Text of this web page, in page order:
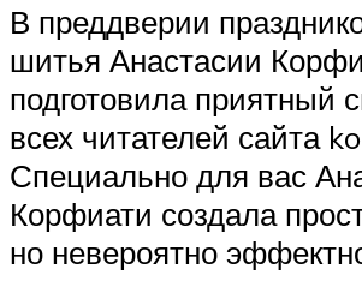
В преддверии
шитья Анастасии
подготовила приятный
всех читателей сайта
Специально для вас
Корфиати создала
но невероятно